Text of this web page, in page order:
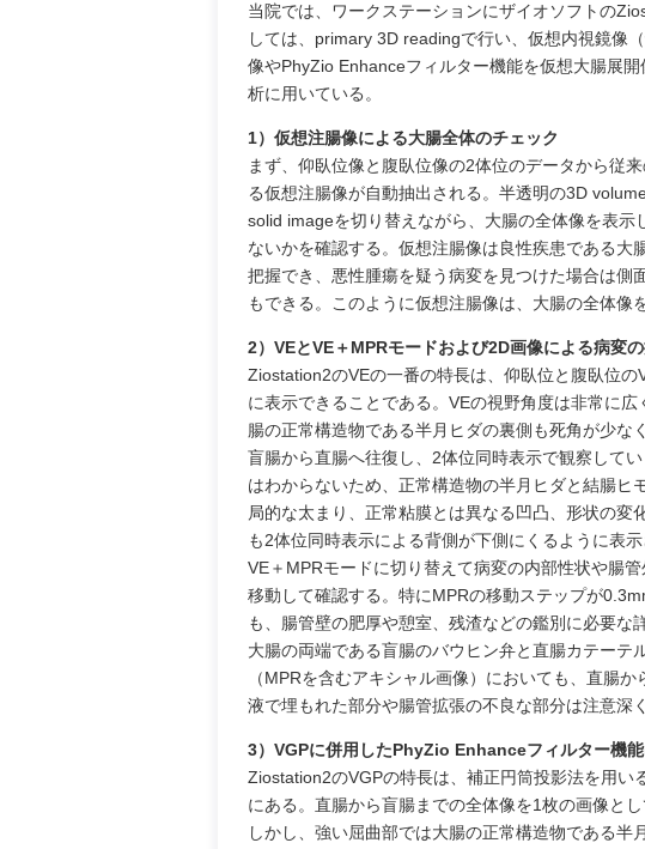
当院では、ワークステーションにザイオソフトの
しては、primary 3D readingで行い、仮想内視鏡像
像やPhyZio Enhanceフィルター機能を仮想大腸展
析に用いている。
1）仮想注腸像による大腸全体のチェック
まず、仰臥位像と腹臥位像の2体位のデータから従
る仮想注腸像が自動抽出される。半透明の3D
solid imageを切り替えながら、大腸の全体像を表
ないかを確認する。仮想注腸像は良性疾患である
把握でき、悪性腫瘍を疑う病変を見つけた場合は側
もできる。このように仮想注腸像は、大腸の全体像
2）VEとVE＋MPRモードおよび2D画像による病変
Ziostation2のVEの一番の特長は、仰臥位と腹臥位
に表示できることである。VEの視野角度は非常に
腸の正常構造物である半月ヒダの裏側も死角が少
盲腸から直腸へ往復し、2体位同時表示で観察して
はわからないため、正常構造物の半月ヒダと結腸
局的な太まり、正常粘膜とは異なる凹凸、形状の
も2体位同時表示による背側が下側にくるように表
VE＋MPRモードに切り替えて病変の内部性状や腸
移動して確認する。特にMPRの移動ステップが
も、腸管壁の肥厚や憩室、残渣などの鑑別に必要な
大腸の両端である盲腸のバウヒン弁と直腸カテー
（MPRを含むアキシャル画像）においても、直腸
液で埋もれた部分や腸管拡張の不良な部分は注意深
3）VGPに併用したPhyZio Enhanceフィルター機
Ziostation2のVGPの特長は、補正円筒投影法を用い
にある。直腸から盲腸までの全体像を1枚の画像と
しかし、強い屈曲部では大腸の正常構造物である半